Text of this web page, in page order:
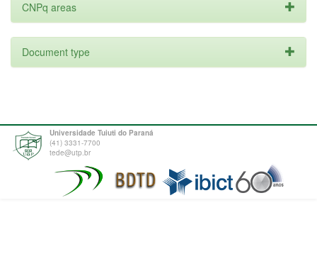
CNPq areas
Document type
Universidade Tuiuti do Paraná
(41) 3331-7700
tede@utp.br